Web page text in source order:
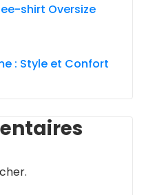
shirt Oversize
: Style et Confort